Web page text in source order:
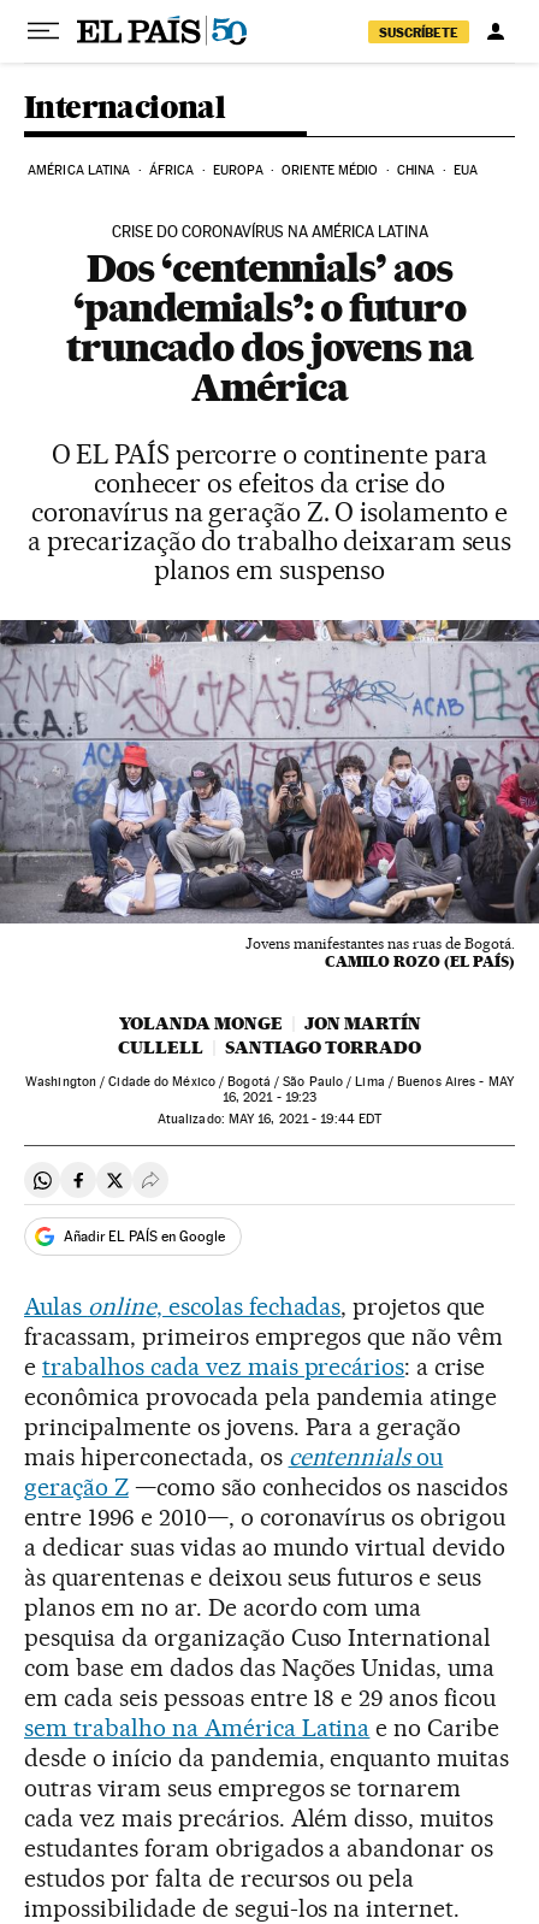
Pular para o conteúdo
SUSCRÍBETE
Internacional
AMÉRICA LATINA ÁFRICA EUROPA ORIENTE MÉDIO CHINA EUA
CRISE DO CORONAVÍRUS NA AMÉRICA LATINA
Dos ‘centennials’ aos
‘pandemials’: o futuro
truncado dos jovens na
América
O EL PAÍS percorre o continente para
conhecer os efeitos da crise do
coronavírus na geração Z. O isolamento e
a precarização do trabalho deixaram seus
planos em suspenso
Jovens manifestantes nas ruas de Bogotá.
CAMILO ROZO (EL PAÍS)
YOLANDA MONGE
JON MARTÍN
CULLELL
SANTIAGO TORRADO
Washington / Cidade do México / Bogotá / São Paulo / Lima / Buenos Aires - MAY
16, 2021 - 19:23
atualizado: MAY16, 2021 - 19:44EDT
Compartir en Whatsapp
Compartir en Facebook
Compartir en Twitter
Desplegar Redes Sociales
Añadir EL PAÍS en Google
Aulas online, escolas fechadas, projetos que
fracassam, primeiros empregos que não vêm
e trabalhos cada vez mais precários: a crise
econômica provocada pela pandemia atinge
principalmente os jovens. Para a geração
mais hiperconectada, os centennialsou
geração Z—como são conhecidos os nascidos
entre 1996 e 2010—, o coronavírus os obrigou
a dedicar suas vidas ao mundo virtual devido
às quarentenas e deixou seus futuros e seus
planos em no ar. De acordo com uma
pesquisa da organização Cuso International
com base em dados das Nações Unidas, uma
em cada seis pessoas entre 18 e 29 anos ficou
sem trabalho na América Latina e no Caribe
desde o início da pandemia, enquanto muitas
outras viram seus empregos se tornarem
cada vez mais precários. Além disso, muitos
estudantes foram obrigados a abandonar os
estudos por falta de recursos ou pela
impossibilidade de segui-los na internet.